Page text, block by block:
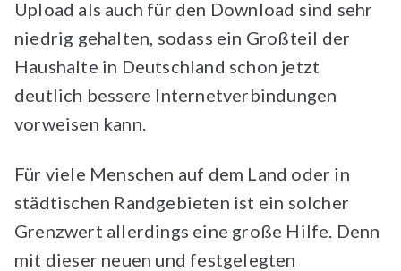
Upload als auch für den Download sind sehr
niedrig gehalten, sodass ein Großteil der
Haushalte in Deutschland schon jetzt
deutlich bessere Internetverbindungen
vorweisen kann.
Für viele Menschen auf dem Land oder in
städtischen Randgebieten ist ein solcher
Grenzwert allerdings eine große Hilfe. Denn
mit dieser neuen und festgelegten